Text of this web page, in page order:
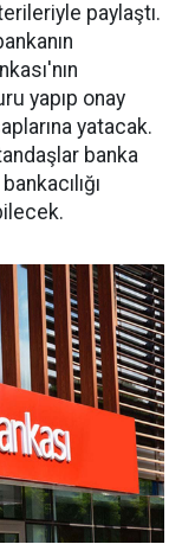
paylaştı.
yapıp onay
yatacak.
banka